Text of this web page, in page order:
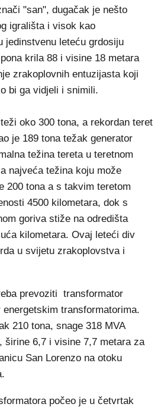
"san", dugačak je nešto
igrališta i visok kao
jedinstvenu leteću grdosiju
krila 88 i visine 18 metara
zrakoplovnih entuzijasta koji
bi ga vidjeli i snimili.
oko 300 tona, a rekordan teret
je 189 tona težak generator
težina tereta u teretnom
najveća težina koju može
200 tona a s takvim teretom
4500 kilometara, dok s
goriva stiže na odredišta
kilometara. Ovaj leteći div
u svijetu zrakoplovstva i
prevoziti transformator
energetskim transformatorima.
210 tona, snage 318 MVA
širine 6,7 i visine 7,7 metara za
San Lorenzo na otoku
počeo je u četvrtak